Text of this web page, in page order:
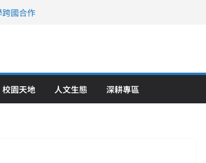
國合作
校園天地 人文生態 深耕專區